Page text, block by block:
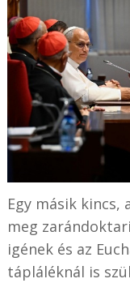
Egy másik
meg
igének és az
tápláléknál is